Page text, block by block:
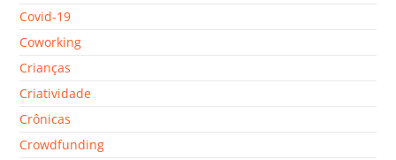
Covid-19
Coworking
Crianças
Criatividade
Crônicas
Crowdfunding